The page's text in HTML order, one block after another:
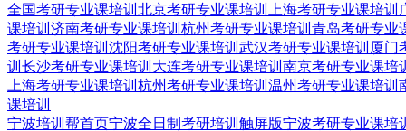
全国考研专业课培训 北京考研专业课培训 上海考研专业课培训
课培训 济南考研专业课培训 杭州考研专业课培训 青岛考研专业
考研专业课培训 沈阳考研专业课培训 武汉考研专业课培训 厦门
训 长沙考研专业课培训 大连考研专业课培训 南京考研专业课培
上海考研专业课培训 杭州考研专业课培训 温州考研专业课培训
课培训
宁波培训帮首页宁波全日制考研培训触屏版宁波考研专业课培